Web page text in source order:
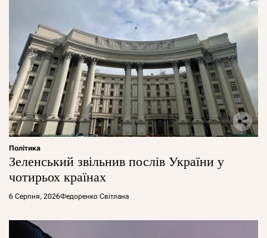
Політика
Зеленський звільнив послів України у
чотирьох країнах
6 Серпня, 2026Федоренко Світлана